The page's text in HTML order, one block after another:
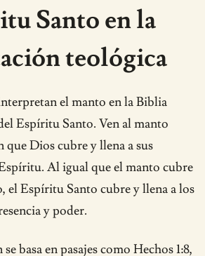
Santo en la
teológica
el manto en la Biblia
Espíritu Santo. Ven al manto
que Dios cubre y llena a sus
Al igual que el manto cubre
el Espíritu Santo cubre y llena a los
y poder.
basa en pasajes como Hechos 1:8,